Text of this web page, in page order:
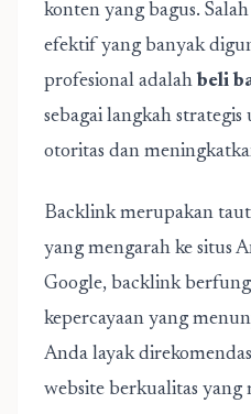
konten yang bagus.
efektif yang banyak
profesional adalah beli
sebagai langkah
otoritas dan
Backlink merupakan
yang mengarah ke situs
Google, backlink
kepercayaan yang
Anda layak
website berkualitas